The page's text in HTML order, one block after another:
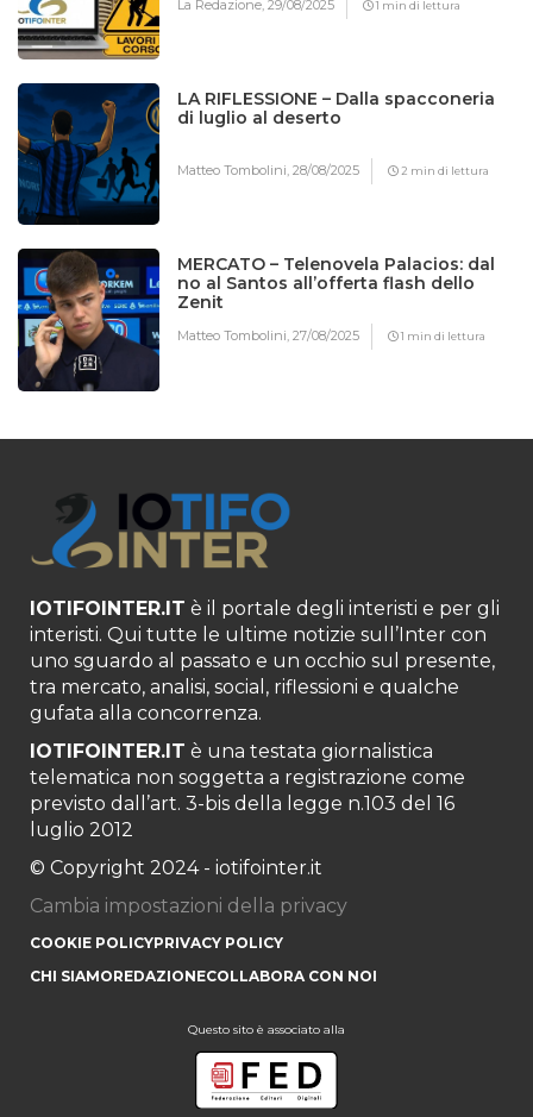
La Redazione,29/08/2025 1 min di lettura
LA RIFLESSIONE – Dalla spacconeria
di luglio al deserto
Matteo Tombolini,28/08/2025 2 min di lettura
MERCATO – Telenovela Palacios: dal
no al Santos all’offerta flash dello
Zenit
Matteo Tombolini,27/08/2025 1 min di lettura
IOTIFOINTER.IT è il portale degli interisti e per gli
interisti. Qui tutte le ultime notizie sull’Inter con
uno sguardo al passato e un occhio sul presente,
tra mercato, analisi, social, riflessioni e qualche
gufata alla concorrenza.
IOTIFOINTER.IT è una testata giornalistica
telematica non soggetta a registrazione come
previsto dall’art. 3-bis della legge n.103 del 16
luglio 2012
© Copyright 2024 - iotifointer.it
Cambia impostazioni della privacy
COOKIE POLICYPRIVACY POLICY
CHI SIAMOREDAZIONECOLLABORA CON NOI
Questo sito è associato alla